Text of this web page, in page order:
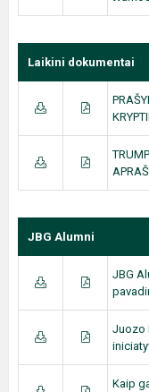
Laikini dokumentai
JBG Alumni
JBG
Juozo
Kaip